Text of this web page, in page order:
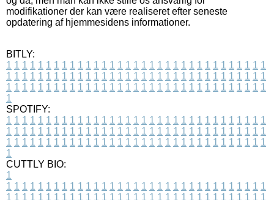
modifikationer der kan være realiseret efter seneste
opdatering af hjemmesidens informationer.
BITLY:
1 1 1 1 1 1 1 1 1 1 1 1 1 1 1 1 1 1 1 1 1 1 1 1 1 1 1 1 1 1 1 1 1
1 1 1 1 1 1 1 1 1 1 1 1 1 1 1 1 1 1 1 1 1 1 1 1 1 1 1 1 1 1 1 1 1
1 1 1 1 1 1 1 1 1 1 1 1 1 1 1 1 1 1 1 1 1 1 1 1 1 1 1 1 1 1 1 1 1
1
SPOTIFY:
1 1 1 1 1 1 1 1 1 1 1 1 1 1 1 1 1 1 1 1 1 1 1 1 1 1 1 1 1 1 1 1 1
1 1 1 1 1 1 1 1 1 1 1 1 1 1 1 1 1 1 1 1 1 1 1 1 1 1 1 1 1 1 1 1 1
1 1 1 1 1 1 1 1 1 1 1 1 1 1 1 1 1 1 1 1 1 1 1 1 1 1 1 1 1 1 1 1 1
1
CUTTLY BIO:
1
1 1 1 1 1 1 1 1 1 1 1 1 1 1 1 1 1 1 1 1 1 1 1 1 1 1 1 1 1 1 1 1 1
1 1 1 1 1 1 1 1 1 1 1 1 1 1 1 1 1 1 1 1 1 1 1 1 1 1 1 1 1 1 1 1 1